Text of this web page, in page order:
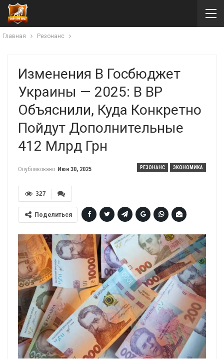
Главная Резонанс
Изменения В Госбюджет
Украины — 2025: В ВР
Объяснили, Куда Конкретно
Пойдут Дополнительные
412 Млрд Грн
РЕЗОНАНС ЭКОНОМИКА
Опубликовано Июн 30, 2025
327
Поделиться